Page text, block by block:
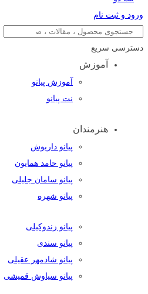
ورود و ثبت نام
دسترسی سریع
آموزش
آموزش پیانو
نت پیانو
هنرمندان
پیانو داریوش
پیانو حامد همایون
پیانو سامان جلیلی
پیانو شهره
پیانو زندوکیلی
پیانو سندی
پیانو شادمهر عقیلی
پیانو سیاوش قمیشی